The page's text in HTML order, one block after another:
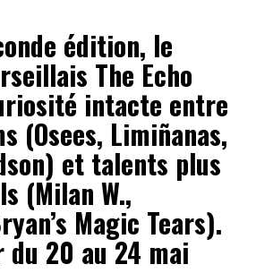
édition, le
The Echo
intacte entre
(Osees, Limiñanas,
et talents plus
(Milan W.,
Magic Tears).
20 au 24 mai